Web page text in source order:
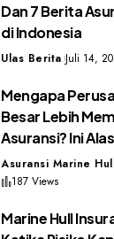
Dan 7 Berita
di Indonesia
Ulas Berita Juli 14,
Mengapa
Besar Lebih
Asuransi? Ini
Asuransi Marine
187 Views
Marine Hull